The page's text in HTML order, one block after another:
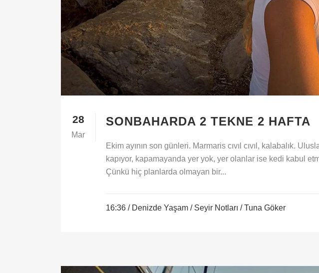
28
Mar
SONBAHARDA 2 TEKNE 2 HAFTA
Ekim ayının son günleri. Marmaris cıvıl cıvıl, kalabalık.
kapıyor, kapamayanda yer yok, yer olanlar ise kedi kabul
Çünkü hiç planlarda olmayan bir...
16:36 / Denizde Yaşam / Seyir Notları / Tuna Göker